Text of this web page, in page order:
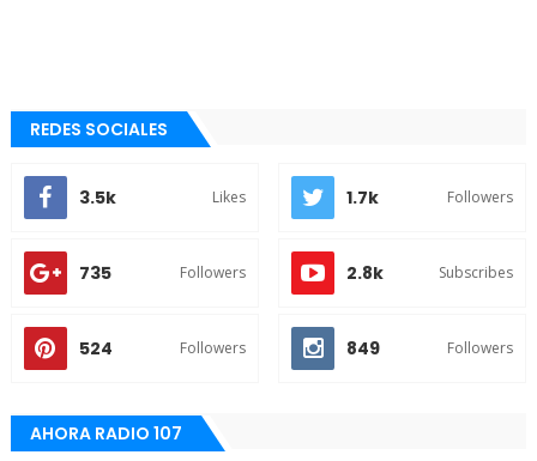
REDES SOCIALES
3.5k Likes 1.7k Followers
735 Followers 2.8k Subscribes
524 Followers 849 Followers
AHORA RADIO 107